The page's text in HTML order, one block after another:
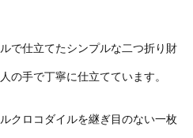
で仕立てたシンプルな二つ折り財
の手で丁寧に仕立てています。
クロコダイルを継ぎ目のない一枚